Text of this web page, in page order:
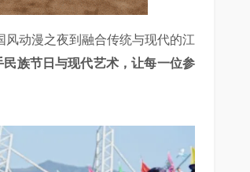
动漫之夜到融合传统与现代的江
族节日与现代艺术，让每一位参